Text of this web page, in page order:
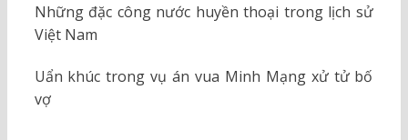
Những đặc công nước huyền thoại trong lịch sử
Việt Nam
Uẩn khúc trong vụ án vua Minh Mạng xử tử bố
vợ